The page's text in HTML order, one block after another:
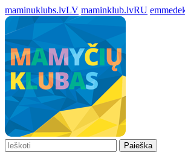
maminuklubs.lvLV maminklub.lvRU
Paieška